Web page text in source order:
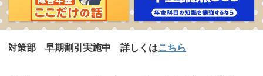
早期割引実施中 詳しくはこちら